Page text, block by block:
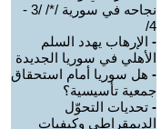
نجاحه في سورية /*/ /3 -
4/
- الإرهاب يهدد السلم
الأهلي في سوريا الجديدة
- هل سوريا أمام استحقاق
جمعية تأسيسية؟
- تحديات التحوّل
الديمقراطي وكيفيات